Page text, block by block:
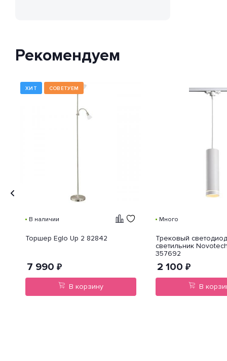
Рекомендуем
ХИТ СОВЕТУЕМ
В наличии
Торшер Eglo Up 2 82842
7 990 ₽
В корзину
Много
Трековый
светильник
357692
2 100 ₽
В